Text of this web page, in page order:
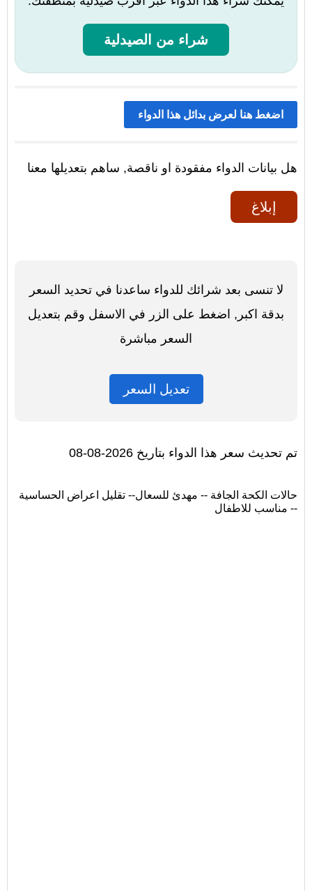
شراء من الصيدلية
اضغط هنا لعرض بدائل هذا الدواء
هل بيانات الدواء مفقودة او ناقصة, ساهم بتعديلها معنا
إبلاغ
لا تنسى بعد شرائك للدواء ساعدنا في تحديد السعر
بدقة اكبر, اضغط على الزر في الاسفل وقم بتعديل
السعر مباشرة
تعديل السعر
تم تحديث سعر هذا الدواء بتاريخ 2026-08-08
حالات الكحة الجافة -- مهدئ للسعال-- تقليل اعراض الحساسية
-- مناسب للاطفال